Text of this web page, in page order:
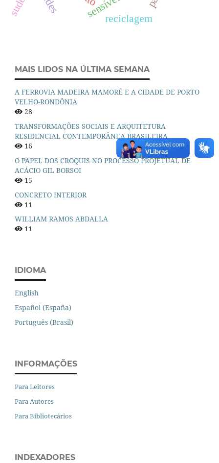
reciclagem
MAIS LIDOS NA ÚLTIMA SEMANA
A FERROVIA MADEIRA MAMORÉ E A CIDADE DE PORTO
VELHO-RONDÔNIA
28
TRANSFORMAÇÕES SOCIAIS E ARQUITETURA
RESIDENCIAL CONTEMPORÂNEA BRASILEIRA
16
O PAPEL DOS CROQUIS NO PROCESSO PROJETUAL DE
ACÁCIO GIL BORSOI
15
CONCRETO INTERIOR
11
WILLIAM RAMOS ABDALLA
11
IDIOMA
English
Español (España)
Português (Brasil)
INFORMAÇÕES
Para Leitores
Para Autores
Para Bibliotecários
INDEXADORES